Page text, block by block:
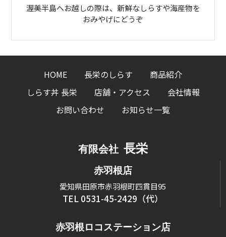
渥美半島へお越しの際は、新鮮なしらすや海産物を
おみやげにどうぞ
HOME 長栄のしらす
商品紹介
しらす丼 長栄
店舗・アクセス
会社情報
お問い合わせ
お知らせ一覧
有限会社 長栄
赤羽根店
愛知県田原市赤羽根町四貫目95
TEL 0531-45-2429（代）
赤羽根ロコステーション店